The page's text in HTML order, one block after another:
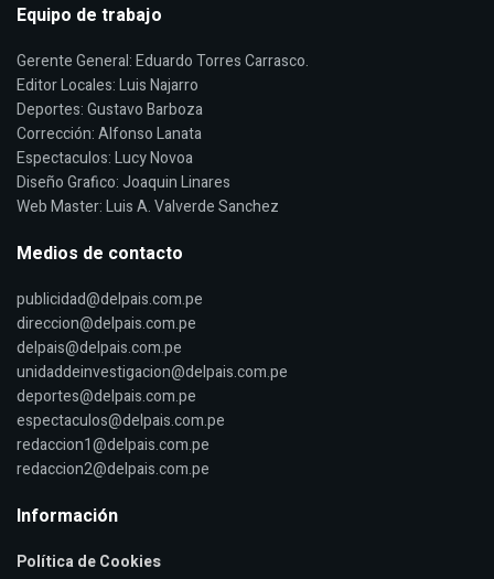
Equipo de trabajo
Gerente General: Eduardo Torres Carrasco.
Editor Locales: Luis Najarro
Deportes: Gustavo Barboza
Corrección: Alfonso Lanata
Espectaculos: Lucy Novoa
Diseño Grafico: Joaquin Linares
Web Master: Luis A. Valverde Sanchez
Medios de contacto
publicidad@delpais.com.pe
direccion@delpais.com.pe
delpais@delpais.com.pe
unidaddeinvestigacion@delpais.com.pe
deportes@delpais.com.pe
espectaculos@delpais.com.pe
redaccion1@delpais.com.pe
redaccion2@delpais.com.pe
Información
Política de Cookies